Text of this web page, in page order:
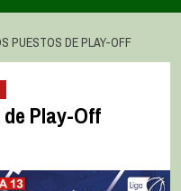
PUESTOS DE PLAY-OFF
Play-Off